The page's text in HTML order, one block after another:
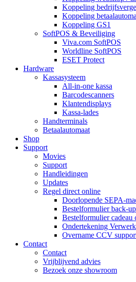
Koppeling
Koppeling
Koppeling GS1
SoftPOS & Beveiliging
Viva.com SoftPOS
Worldline SoftPOS
ESET Protect
Hardware
Kassasysteem
All-in-one kassa
Barcodescanners
Klantendisplays
Kassa-lades
Handterminals
Betaalautomaat
Shop
Support
Movies
Support
Handleidingen
Updates
Regel direct online
Doorlopende SEPA-
Bestelformulier back-
Bestelformulier cadeau
Ondertekening
Overname CCV
Contact
Contact
Vrijblijvend advies
Bezoek onze showroom